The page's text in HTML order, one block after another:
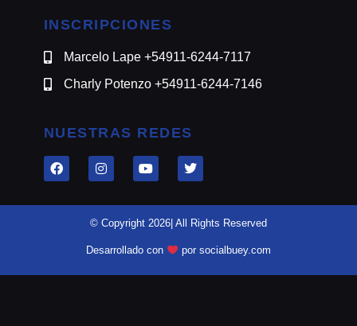
INSCRIPCIONES
Marcelo Lape +54911-6244-7117
Charly Potenzo +54911-6244-7146
NUESTRAS REDES
© Copyright 2026| All Rights Reserved
Desarrollado con por socialbuey.com